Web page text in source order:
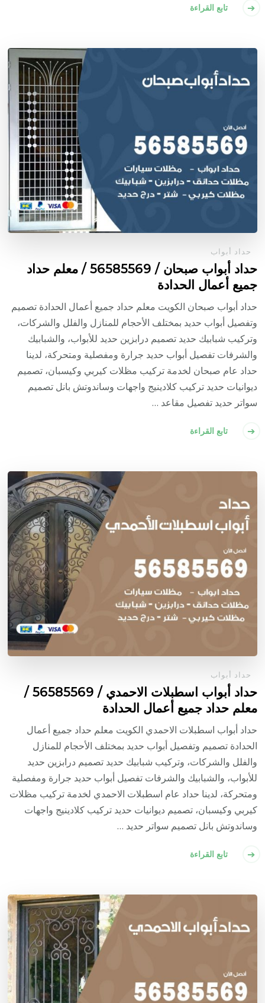
تابع القراءة
حداد أبواب
حداد أبواب صبحان / 56585569 / معلم حداد
جميع أعمال الحدادة
حداد أبواب صبحان الكويت معلم حداد جميع أعمال الحدادة تصميم
وتفصيل أبواب حديد بمختلف الأحجام للمنازل والفلل والشركات،
وتركيب شبابيك حديد تصميم درابزين حديد للأبواب، والشبابيك
والشرفات تفصيل أبواب حديد جرارة ومفصلية ومتحركة، لدينا
حداد عام صبحان لخدمة تركيب مظلات كيربي وكيسبان، تصميم
ديوانيات حديد تركيب كلادينيج واجهات وساندوتش بانل تصميم
سواتر حديد تفصيل مقاعد …
تابع القراءة
حداد أبواب
حداد أبواب اسطبلات الاحمدي / 56585569 /
معلم حداد جميع أعمال الحدادة
حداد أبواب اسطبلات الاحمدي الكويت معلم حداد جميع أعمال
الحدادة تصميم وتفصيل أبواب حديد بمختلف الأحجام للمنازل
والفلل والشركات، وتركيب شبابيك حديد تصميم درابزين حديد
للأبواب، والشبابيك والشرفات تفصيل أبواب حديد جرارة ومفصلية
ومتحركة، لدينا حداد عام اسطبلات الاحمدي لخدمة تركيب مظلات
كيربي وكيسبان، تصميم ديوانيات حديد تركيب كلادينيج واجهات
وساندوتش بانل تصميم سواتر حديد …
تابع القراءة